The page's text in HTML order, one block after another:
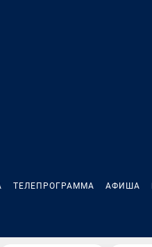
ТЕЛЕПРОГРАММА АФИША